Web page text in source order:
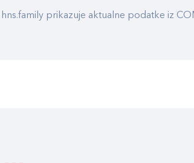
hns.family prikazuje aktualne podatke iz